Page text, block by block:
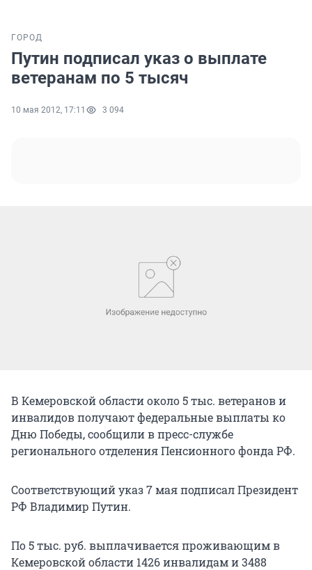
ГОРОД
Путин подписал указ о выплате
ветеранам по 5 тысяч
10 мая 2012, 17:11 3 094
В Кемеровской области около 5 тыс. ветеранов и
инвалидов получают федеральные выплаты ко
Дню Победы, сообщили в пресс-службе
регионального отделения Пенсионного фонда РФ.
Соответствующий указ 7 мая подписал Президент
РФ Владимир Путин.
По 5 тыс. руб. выплачивается проживающим в
Кемеровской области 1426 инвалидам и 3488